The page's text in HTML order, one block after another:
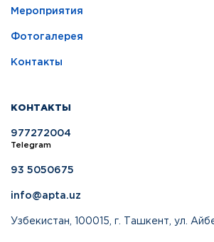
Мероприятия
Фотогалерея
Контакты
КОНТАКТЫ
977272004
Telegram
93 5050675
info@apta.uz
Узбекистан, 100015, г. Ташкент, ул.